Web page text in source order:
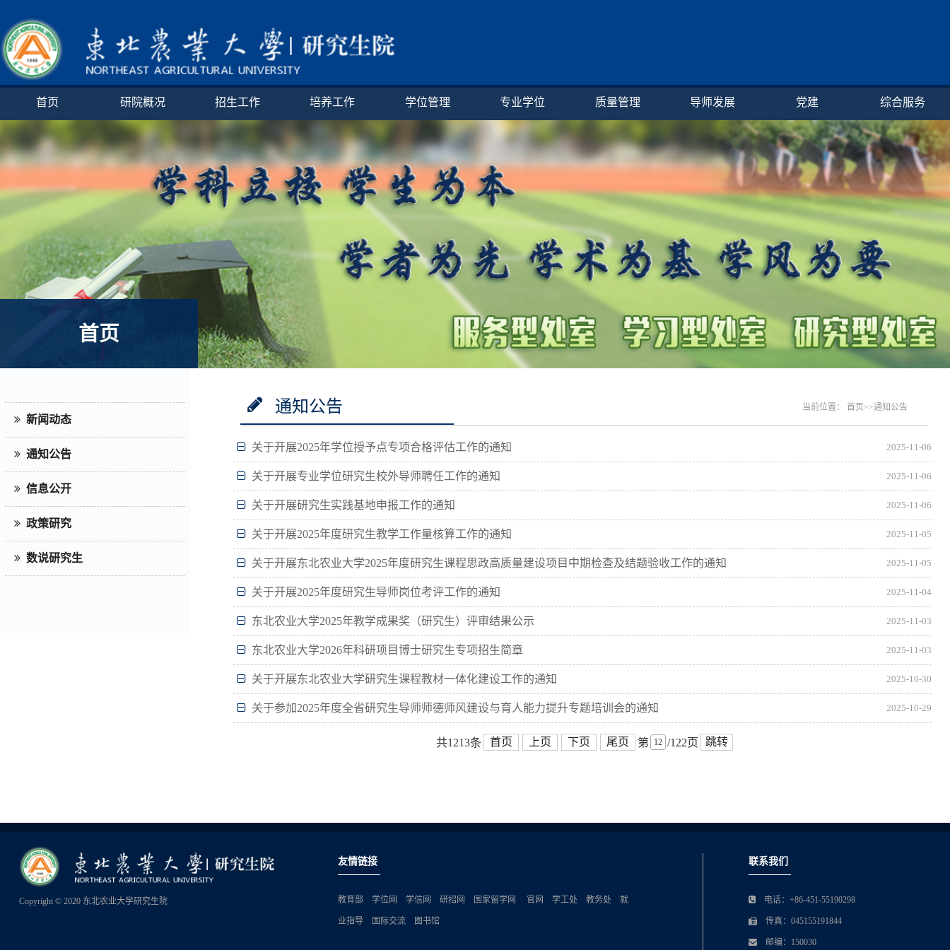
首页 研院概况 招生工作 培养工作 学位管理 专业学位 质量管理 导师发展 党建 综合服务
首页
新闻动态
通知公告
信息公开
政策研究
数说研究生
通知公告 当前位置： 首页 >>通知公告
关于开展2025年学位授予点专项合格评估工作的通知 2025-11-06
关于开展专业学位研究生校外导师聘任工作的通知 2025-11-06
关于开展研究生实践基地申报工作的通知 2025-11-06
关于开展2025年度研究生教学工作量核算工作的通知 2025-11-05
关于开展东北农业大学2025年度研究生课程思政高质量建设项目中期检查及结题验收工作的通知 2025-11-05
关于开展2025年度研究生导师岗位考评工作的通知 2025-11-04
东北农业大学2025年教学成果奖（研究生）评审结果公示 2025-11-03
东北农业大学2026年科研项目博士研究生专项招生简章 2025-11-03
关于开展东北农业大学研究生课程教材一体化建设工作的通知 2025-10-30
关于参加2025年度全省研究生导师师德师风建设与育人能力提升专题培训会的通知 2025-10-29
共1213条 首页 上页 下页 尾页 第 /122页 跳转
Copyright © 2020 东北农业大学研究生院
友情链接
教育部 学位网 学信网 研招网 国家留学网 官网 学工处 教务处 就
业指导 国际交流 图书馆
联系我们
电话：+86-451-55190298
传真：045155191844
邮编：150030